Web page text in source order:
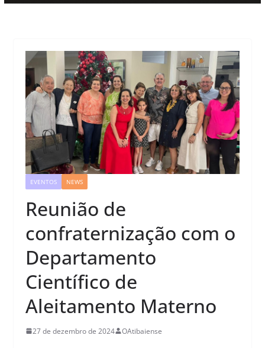
EVENTOS NEWS
Reunião de
confraternização com o
Departamento
Científico de
Aleitamento Materno
27 de dezembro de 2024 OAtibaiense